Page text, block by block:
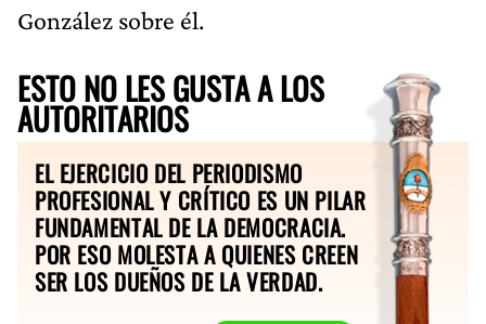
González sobre él.
ESTO NO LES GUSTA A LOS
AUTORITARIOS
EL EJERCICIO DEL PERIODISMO
PROFESIONAL Y CRÍTICO ES UN PILAR
FUNDAMENTAL DE LA DEMOCRACIA.
POR ESO MOLESTA A QUIENES CREEN
SER LOS DUEÑOS DE LA VERDAD.